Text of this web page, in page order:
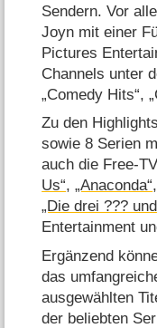
Sendern. Vor
Joyn mit einer
Pictures
Channels unter
„Comedy Hits“,
Zu den
sowie 8 Serien
auch die Free-
Us“,„Anaconda“
„Die drei ???
Entertainment
Ergänzend
das
ausgewählten
der beliebten